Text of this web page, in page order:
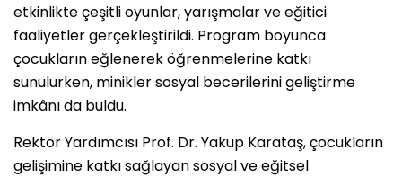
etkinlikte çeşitli oyunlar, yarışmalar ve eğitici
faaliyetler gerçekleştirildi. Program boyunca
çocukların eğlenerek öğrenmelerine katkı
sunulurken, minikler sosyal becerilerini geliştirme
imkânı da buldu.
Rektör Yardımcısı Prof. Dr. Yakup Karataş, çocukların
gelişimine katkı sağlayan sosyal ve eğitsel